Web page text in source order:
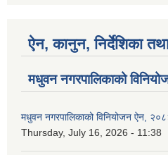
ऐन, कानुन, निर्देशिका
मधुवन नगरपालिकाको
मधुवन नगरपालिकाको विनियोजन ऐन,
Thursday, July 16, 2026 - 11:38